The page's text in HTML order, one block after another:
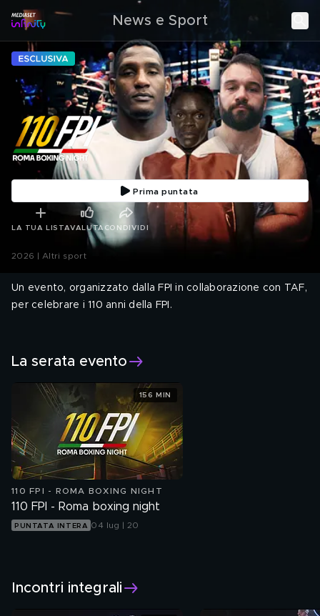
News e Sport
Prima puntata
LA TUA LISTAVALUTA CONDIVIDI
2026 | Altri sport
Un evento, organizzato dalla FPI in collaborazione con TAF,
per celebrare i 110 anni della FPI.
La serata evento
110 FPI - ROMA BOXING NIGHT
110 FPI - Roma boxing night
PUNTATA INTERA 04 lug | 20
156 MIN
Incontri integrali